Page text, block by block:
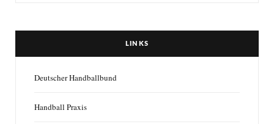
LINKS
Deutscher Handballbund
Handball Praxis